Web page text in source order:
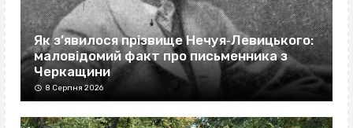
Як з’явилося прізвище Нечуя‐Левицького:
маловідомий факт про письменника з
Черкащини
8 Серпня 2026